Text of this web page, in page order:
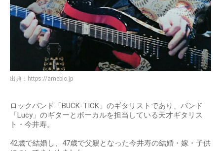
出典： https://ameblo.jp
ロックバンド「BUCK-TICK」のギタリストであり、バンド
「Lucy」のギターとボーカルを担当している天才ギタリス
ト・今井寿。
42歳で結婚し、47歳で父親となった今井寿の結婚・嫁・子供